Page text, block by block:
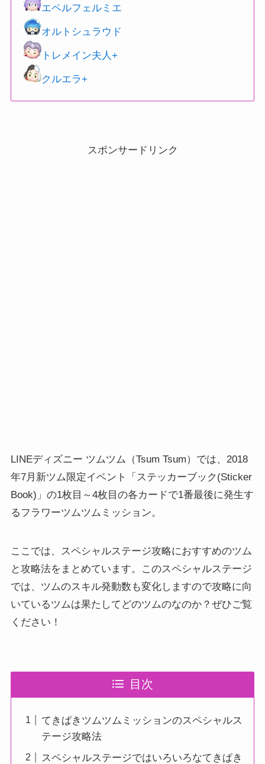
エペルフェルミエ
オルトシュラウド
トレメイン夫人+
クルエラ+
スポンサードリンク
LINEディズニー ツムツム（Tsum Tsum）では、2018
年7月新ツム限定イベント「ステッカーブック(Sticker
Book)」の1枚目～4枚目の各カードで1番最後に発生す
るフラワーツムツムミッション。
ここでは、スペシャルステージ攻略におすすめのツム
と攻略法をまとめています。このスペシャルステージ
では、ツムのスキル発動数も変化しますので攻略に向
いているツムは果たしてどのツムのなのか？ぜひご覧
ください！
目次
てきぱきツムツムミッションのスペシャルス
テージ攻略法
スペシャルステージではいろいろなてきぱき